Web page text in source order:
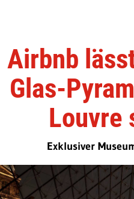
Airbnb
Glas-
Louvre
Exklusiver